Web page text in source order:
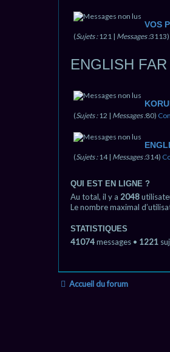
VOS
(Sujets :121 | Messages :3113)
ENGLISH
(Sujets :12 | Messages :80)
(Sujets :14 | Messages :314)
QUI EST EN LIGNE ?
Au total, il y a 2048
Le nombre maximal
STATISTIQUES
41074messages • 1221
Accueil du forum